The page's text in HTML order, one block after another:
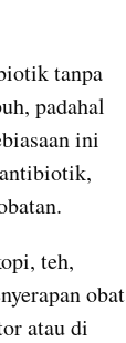
tanpa
padahal
ini
teh,
obat
atau di